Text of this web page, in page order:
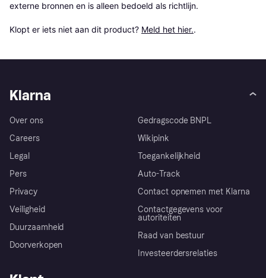
externe bronnen en is alleen bedoeld als richtlijn.
Klopt er iets niet aan dit product? Meld het hier..
Klarna
Over ons
Careers
Legal
Pers
Privacy
Veiligheid
Duurzaamheid
Doorverkopen
Gedragscode BNPL
Wikipink
Toegankelijkheid
Auto-Track
Contact opnemen met Klarna
Contactgegevens voor
autoriteiten
Raad van bestuur
Investeerdersrelaties